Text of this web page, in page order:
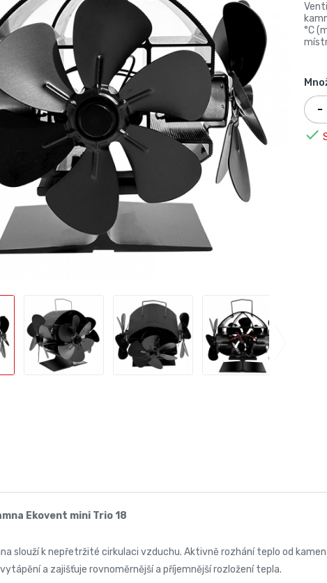
°C

Ekovent mini Trio 18
slouží k nepřetržité cirkulaci vzduchu. Aktivně rozhání teplo od
a zajišťuje rovnoměrnější a příjemnější rozložení tepla.